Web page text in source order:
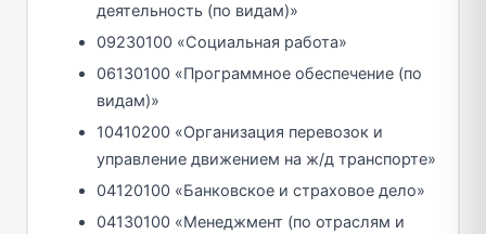
деятельность (по видам)»
09230100 «Социальная работа»
06130100 «Программное обеспечение (по
видам)»
10410200 «Организация перевозок и
управление движением на ж/д транспорте»
04120100 «Банковское и страховое дело»
04130100 «Менеджмент (по отраслям и